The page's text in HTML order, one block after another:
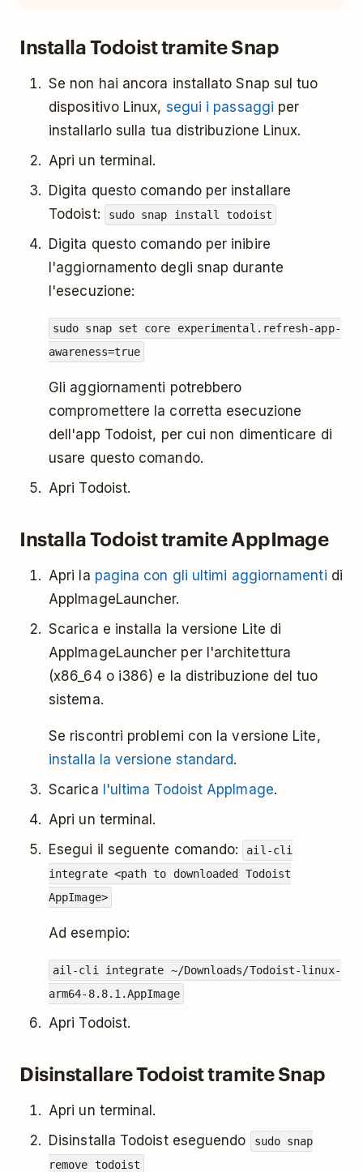
Installa Todoist tramite Snap
Se non hai ancora installato Snap sul tuo
dispositivo Linux, segui i passaggi per
installarlo sulla tua distribuzione Linux.
Apri un terminal.
Digita questo comando per installare
Todoist:
sudo snap install todoist
Digita questo comando per inibire
l'aggiornamento degli snap durante
l'esecuzione:
sudo snap set core experimental.refresh-app-
awareness=true
Gli aggiornamenti potrebbero
compromettere la corretta esecuzione
dell'app Todoist, per cui non dimenticare di
usare questo comando.
Apri Todoist.
Installa Todoist tramite AppImage
Apri la pagina con gli ultimi aggiornamenti di
AppImageLauncher.
Scarica e installa la versione Lite di
AppImageLauncher per l'architettura
(x86_64 o i386) e la distribuzione del tuo
sistema.
Se riscontri problemi con la versione Lite,
installa la versione standard.
Scarica l'ultima Todoist AppImage.
Apri un terminal.
Esegui il seguente comando:
ail-cli
integrate <path to downloaded Todoist
AppImage>
Ad esempio:
ail-cli integrate ~/Downloads/Todoist-linux-
arm64-8.8.1.AppImage
Apri Todoist.
Disinstallare Todoist tramite Snap
Apri un terminal.
Disinstalla Todoist eseguendo
sudo snap
remove todoist